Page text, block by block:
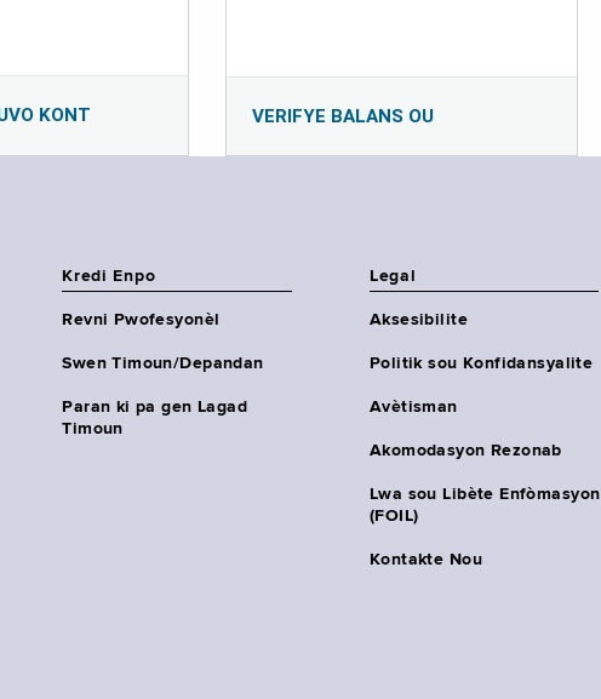
KONT VERIFYE BALANS OU
Kredi Enpo
Revni Pwofesyonèl
Swen Timoun/Depandan
Paran ki pa gen Lagad
Timoun
Legal
Aksesibilite
Politik sou Konfidansyalite
Avètisman
Akomodasyon Rezonab
Lwa sou Libète Enfòmasyon
(FOIL)
Kontakte Nou